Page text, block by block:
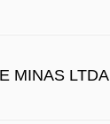
MINAS LTDA